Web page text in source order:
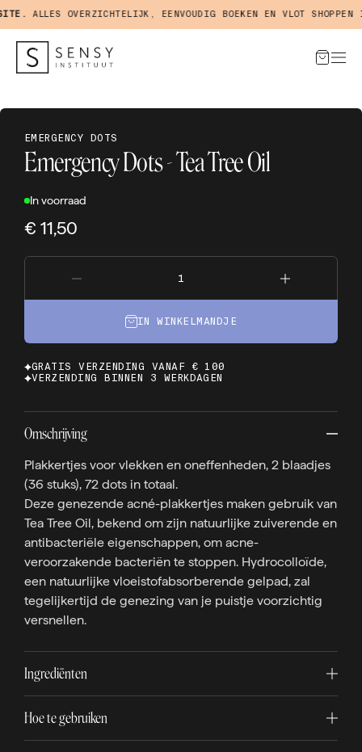
ALLES OVERZICHTELIJK, EENVOUDIG BOEKEN EN VLOT SHOPPEN IN
EMERGENCY DOTS
Emergency Dots - Tea Tree Oil
In voorraad
€ 11,50
IN WINKELMANDJE
GRATIS VERZENDING VANAF € 100
VERZENDING BINNEN 3 WERKDAGEN
Omschrijving
Plakkertjes voor vlekken en oneffenheden, 2 blaadjes
(36 stuks), 72 dots in totaal.
Deze genezende acné-plakkertjes maken gebruik van
Tea Tree Oil, bekend om zijn natuurlijke zuiverende en
antibacteriële eigenschappen, om acne-
veroorzakende bacteriën te stoppen. Hydrocolloïde,
een natuurlijke vloeistofabsorberende gelpad, zal
tegelijkertijd de genezing van je puistje voorzichtig
versnellen.
Ingrediënten
Hoe te gebruiken